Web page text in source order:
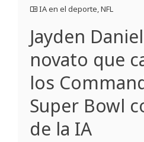
IA en el deporte,NFL
Jayden
novato que
los
Super Bowl
de la IA